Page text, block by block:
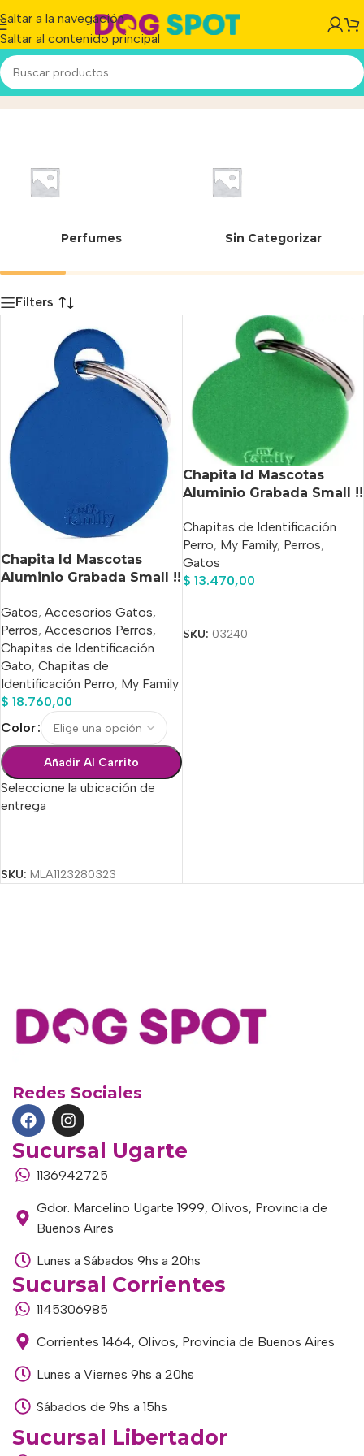
Saltar a la navegación
Saltar al contenido principal
REDONDA SMALLInicio/Producto
Perfumes Sin Categorizar
Filters
Chapita Id Mascotas
Aluminio Grabada Small !!
Gatos, Accesorios Gatos,
Perros, Accesorios Perros,
Chapitas de Identificación
Gato, Chapitas de
Identificación Perro, My Family
$ 18.760,00
Color
Añadir Al Carrito
Seleccione la ubicación de
entrega
SKU: MLA1123280323
Chapita Id Mascotas
Aluminio Grabada Small !!
Chapitas de Identificación
Perro, My Family, Perros,
Gatos
$ 13.470,00
SKU: 03240
Redes Sociales
Sucursal Ugarte
1136942725
Gdor. Marcelino Ugarte 1999, Olivos, Provincia de
Buenos Aires
Lunes a Sábados 9hs a 20hs
Sucursal Corrientes
1145306985
Corrientes 1464, Olivos, Provincia de Buenos Aires
Lunes a Viernes 9hs a 20hs
Sábados de 9hs a 15hs
Sucursal Libertador